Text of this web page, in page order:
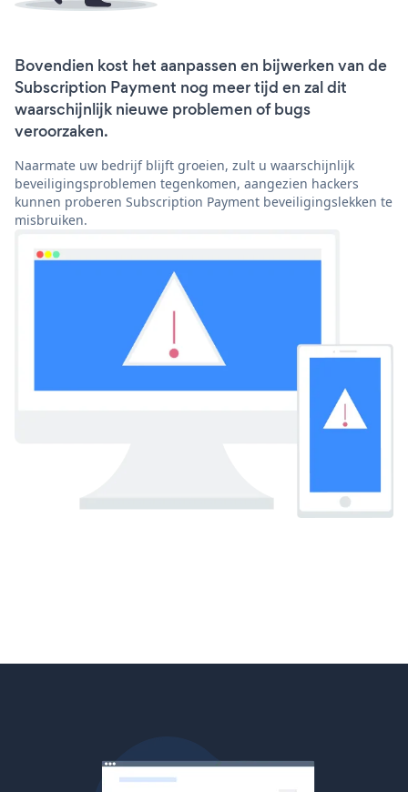
Bovendien kost het aanpassen en bijwerken van de
Subscription Payment nog meer tijd en zal dit
waarschijnlijk nieuwe problemen of bugs
veroorzaken.
Naarmate uw bedrijf blijft groeien, zult u waarschijnlijk
beveiligingsproblemen tegenkomen, aangezien hackers
kunnen proberen Subscription Payment beveiligingslekken te
misbruiken.